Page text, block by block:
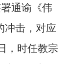
通谕《伟
冲击，对应
，时任教宗